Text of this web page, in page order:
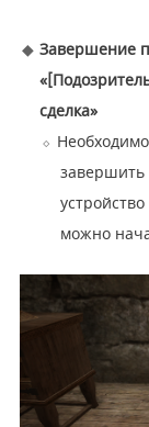
Завершение
сделка»
завершить
можно